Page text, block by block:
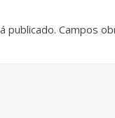
publicado. Campos